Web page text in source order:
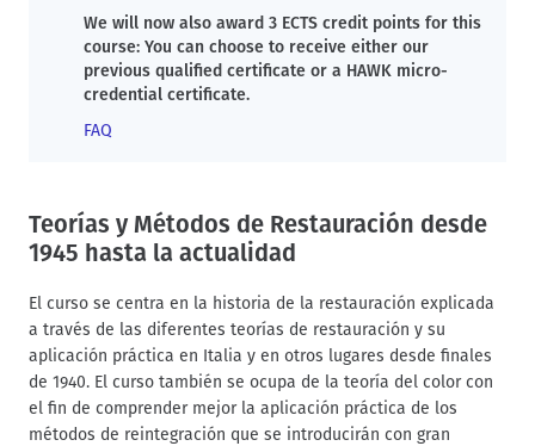
We will now also award 3 ECTS credit points for this
course: You can choose to receive either our
previous qualified certificate or a HAWK micro-
credential certificate.
FAQ
Teorías y Métodos de Restauración desde
1945 hasta la actualidad
El curso se centra en la historia de la restauración explicada
a través de las diferentes teorías de restauración y su
aplicación práctica en Italia y en otros lugares desde finales
de 1940. El curso también se ocupa de la teoría del color con
el fin de comprender mejor la aplicación práctica de los
métodos de reintegración que se introducirán con gran